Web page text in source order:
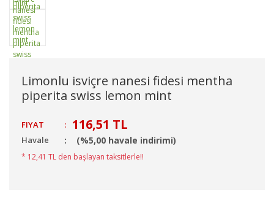
Limonlu isviçre nanesi fidesi mentha
piperita swiss lemon mint
FIYAT : 116,51 TL
Havale (%5,00 havale indirimi)
* 12,41 TL den başlayan taksitlerle!!